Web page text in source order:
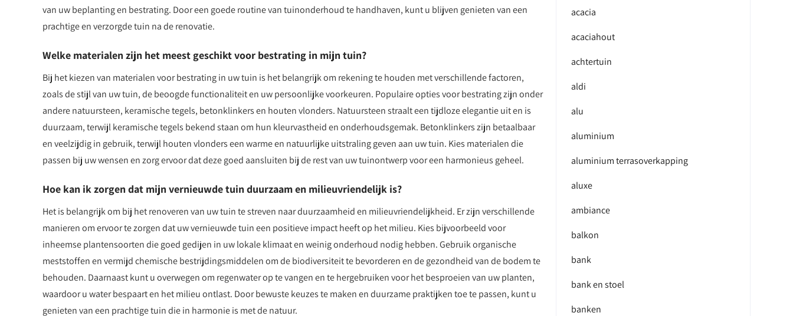
van uw beplanting en bestrating. Door een goede routine van tuinonderhoud te handhaven, kunt u blijven genieten van een
prachtige en verzorgde tuin na de renovatie.
Welke materialen zijn het meest geschikt voor bestrating in mijn tuin?
Bij het kiezen van materialen voor bestrating in uw tuin is het belangrijk om rekening te houden met verschillende factoren,
zoals de stijl van uw tuin, de beoogde functionaliteit en uw persoonlijke voorkeuren. Populaire opties voor bestrating zijn onder
andere natuursteen, keramische tegels, betonklinkers en houten vlonders. Natuursteen straalt een tijdloze elegantie uit en is
duurzaam, terwijl keramische tegels bekend staan om hun kleurvastheid en onderhoudsgemak. Betonklinkers zijn betaalbaar
en veelzijdig in gebruik, terwijl houten vlonders een warme en natuurlijke uitstraling geven aan uw tuin. Kies materialen die
passen bij uw wensen en zorg ervoor dat deze goed aansluiten bij de rest van uw tuinontwerp voor een harmonieus geheel.
Hoe kan ik zorgen dat mijn vernieuwde tuin duurzaam en milieuvriendelijk is?
Het is belangrijk om bij het renoveren van uw tuin te streven naar duurzaamheid en milieuvriendelijkheid. Er zijn verschillende
manieren om ervoor te zorgen dat uw vernieuwde tuin een positieve impact heeft op het milieu. Kies bijvoorbeeld voor
inheemse plantensoorten die goed gedijen in uw lokale klimaat en weinig onderhoud nodig hebben. Gebruik organische
meststoffen en vermijd chemische bestrijdingsmiddelen om de biodiversiteit te bevorderen en de gezondheid van de bodem te
behouden. Daarnaast kunt u overwegen om regenwater op te vangen en te hergebruiken voor het besproeien van uw planten,
waardoor u water bespaart en het milieu ontlast. Door bewuste keuzes te maken en duurzame praktijken toe te passen, kunt u
genieten van een prachtige tuin die in harmonie is met de natuur.
acacia
acaciahout
achtertuin
aldi
alu
aluminium
aluminium terrasoverkapping
aluxe
ambiance
balkon
bank
bank en stoel
banken